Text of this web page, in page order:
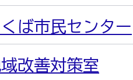
ば市民センター
改善対策室